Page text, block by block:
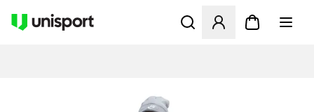
Öffnet ein neues Fenster